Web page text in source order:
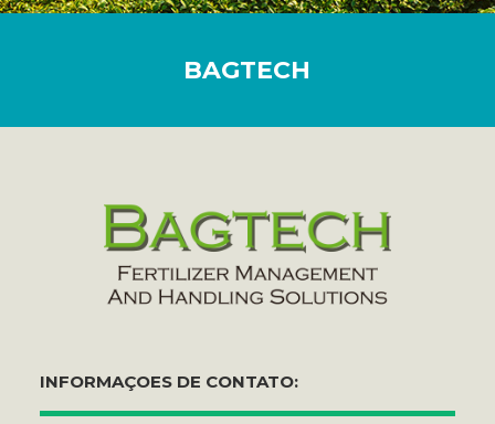
BAGTECH
INFORMAÇOES DE CONTATO: